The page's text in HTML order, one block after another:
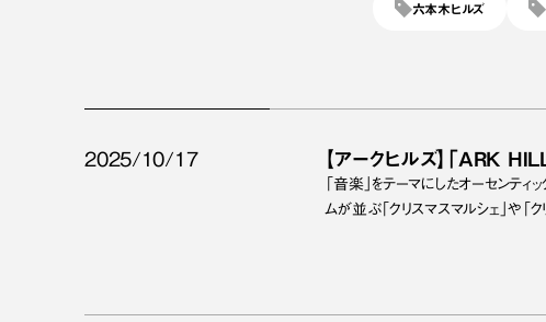
六本木ヒルズ
2025/10/17 【アークヒルズ】「ARK
「音楽」をテーマにしたオーセンテ
ムが並ぶ「クリスマスマルシェ」や「